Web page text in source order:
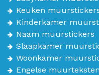
Keuken
Kinderkamer
Naam muurstickers
Slaapkamer
Woonkamer
Engelse muurteksten